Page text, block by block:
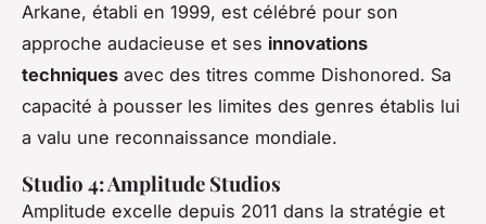
Arkane, établi en 1999, est célébré pour son
approche audacieuse et ses innovations
techniques avec des titres comme Dishonored. Sa
capacité à pousser les limites des genres établis lui
a valu une reconnaissance mondiale.
Studio 4: Amplitude Studios
Amplitude excelle depuis 2011 dans la stratégie et